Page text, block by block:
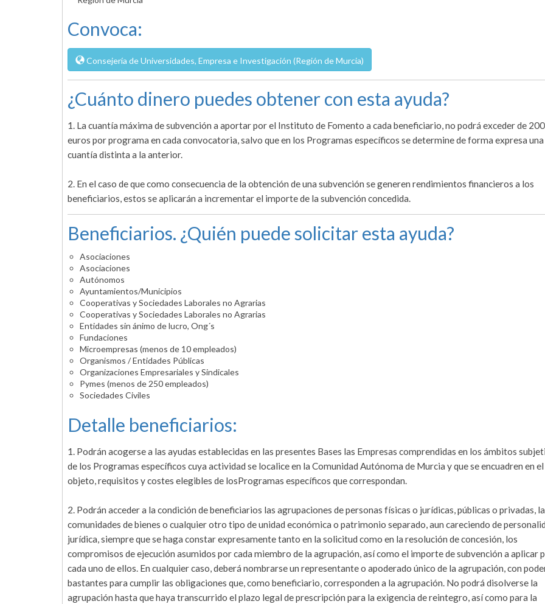
Convoca:
Consejería de Universidades, Empresa e Investigación (Región de Murcia)
¿Cuánto dinero puedes obtener con esta ayuda?
1. La cuantía máxima de subvención a aportar por el Instituto de Fomento a cada beneficiario, no podrá exceder de
euros por programa en cada convocatoria, salvo que en los Programas específicos se determine de forma expresa una
cuantía distinta a la anterior.
2. En el caso de que como consecuencia de la obtención de una subvención se generen rendimientos financieros a los
beneficiarios, estos se aplicarán a incrementar el importe de la subvención concedida.
Beneficiarios. ¿Quién puede solicitar esta ayuda?
Asociaciones
Asociaciones
Autónomos
Ayuntamientos/Municipios
Cooperativas y Sociedades Laborales no Agrarias
Cooperativas y Sociedades Laborales no Agrarias
Entidades sin ánimo de lucro, Ong´s
Fundaciones
Microempresas (menos de 10 empleados)
Organismos / Entidades Públicas
Organizaciones Empresariales y Sindicales
Pymes (menos de 250 empleados)
Sociedades Civiles
Detalle beneficiarios:
1. Podrán acogerse a las ayudas establecidas en las presentes Bases las Empresas comprendidas en los ámbitos
de los Programas específicos cuya actividad se localice en la Comunidad Autónoma de Murcia y que se encuadren en el
objeto, requisitos y costes elegibles de losProgramas específicos que correspondan.
2. Podrán acceder a la condición de beneficiarios las agrupaciones de personas físicas o jurídicas, públicas o privadas,
comunidades de bienes o cualquier otro tipo de unidad económica o patrimonio separado, aun careciendo de
jurídica, siempre que se haga constar expresamente tanto en la solicitud como en la resolución de concesión, los
compromisos de ejecución asumidos por cada miembro de la agrupación, así como el importe de subvención a aplicar
cada uno de ellos. En cualquier caso, deberá nombrarse un representante o apoderado único de la agrupación, con
bastantes para cumplir las obligaciones que, como beneficiario, corresponden a la agrupación. No podrá disolverse la
agrupación hasta que haya transcurrido el plazo legal de prescripción para la exigencia de reintegro, así como para la